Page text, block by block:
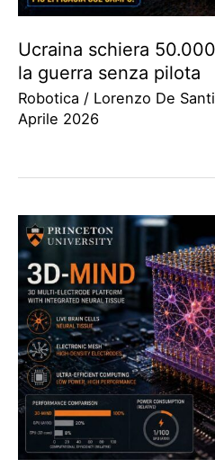
Ucraina schiera
la guerra senza pilota
Robotica / Lorenzo De
Aprile 2026